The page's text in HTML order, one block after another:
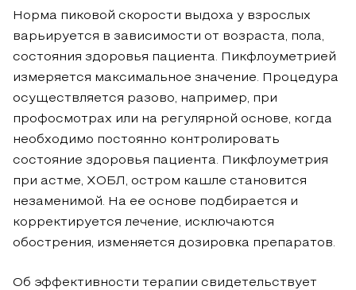
Норма пиковой скорости выдоха у взрослых
варьируется в зависимости от возраста, пола,
состояния здоровья пациента. Пикфлоуметрией
измеряется максимальное значение. Процедура
осуществляется разово, например, при
профосмотрах или на регулярной основе, когда
необходимо постоянно контролировать
состояние здоровья пациента. Пикфлоуметрия
при астме, ХОБЛ, остром кашле становится
незаменимой. На ее основе подбирается и
корректируется лечение, исключаются
обострения, изменяется дозировка препаратов.
Об эффективности терапии свидетельствует